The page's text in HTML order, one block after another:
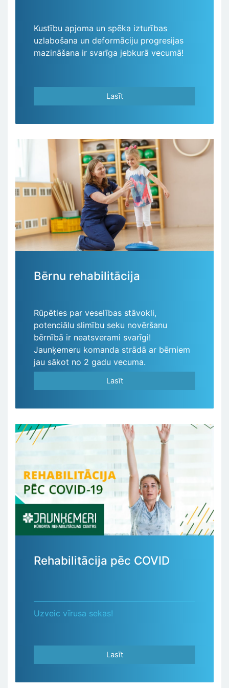
Kustību apjoma un spēka izturības
uzlabošana un deformāciju progresijas
mazināšana ir svarīga jebkurā vecumā!
Lasīt
Bērnu rehabilitācija
Rūpēties par veselības stāvokli,
potenciālu slimību seku novēršanu
bērnībā ir neatsverami svarīgi!
Jaunķemeru komanda strādā ar bērniem
jau sākot no 2 gadu vecuma.
Lasīt
Rehabilitācija pēc COVID
Uzveic vīrusa sekas!
Lasīt